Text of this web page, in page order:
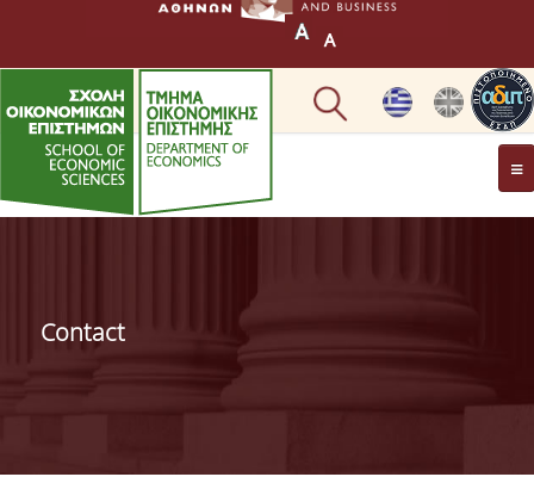
ΤΟ TΜΗΜΑ
ΔΙΟΙΚΗΣΗ ΤΟΥ ΤΜΗΜΑΤΟΣ
ΓΙΑ ΜΑΘΗΤΕΣ Γ' ΛΥΚΕΙΟΥ
Contact